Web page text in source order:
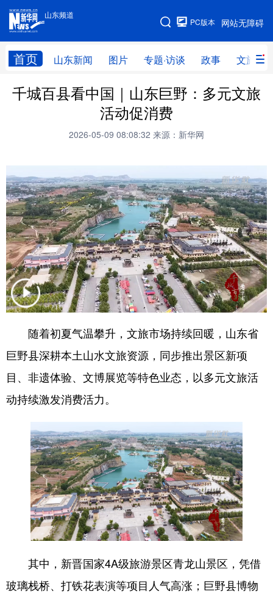
山东频道
网站无障碍
PC版本
首页 山东新闻 图片 专题·访谈 政事 文旅
手机版
网站地图
学习进行时 高层 时政 人事
财经 网评
全球连线
科技 科普 体育 文化
健康 军事 访谈 视频
图片 中央文件 金融 汽车
食品 人居 信息化 乡村振兴
溯源中国 城市 旅游 能源
会展 彩票 娱乐 时尚
亚太网 上市公司 投教基地
地方频道
首页 山东新闻 图片 专题·访谈
政事 文旅 社会民生 山东产经
文娱 融媒秀 地市 科教
健康 微视齐鲁
多语种频道
English Español Français عربى
千城百县看中国｜山东巨野：多元文旅
活动促消费
2026-05-09 08:08:32 来源：新华网
随着初夏气温攀升，文旅市场持续回暖，山东省
巨野县深耕本土山水文旅资源，同步推出景区新项
目、非遗体验、文博展览等特色业态，以多元文旅活
动持续激发消费活力。
其中，新晋国家4A级旅游景区青龙山景区，凭借
玻璃栈桥、打铁花表演等项目人气高涨；巨野县博物